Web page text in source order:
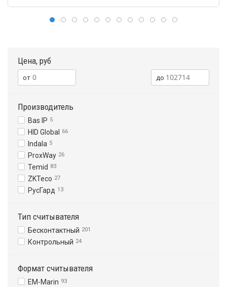
Цена, руб
Производитель
Bas IP 5
HID Global 66
Indala 5
ProxWay 26
Temid 83
ZKTeco 27
РусГард 13
Тип считывателя
Бесконтактный 201
Контрольный 24
Формат считывателя
EM-Marin 93